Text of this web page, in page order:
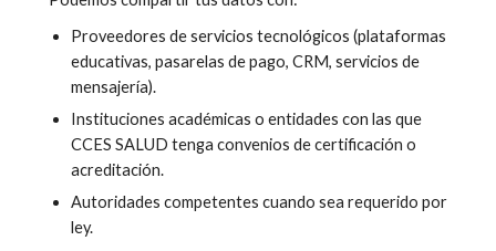
Proveedores de servicios tecnológicos (plataformas
educativas, pasarelas de pago, CRM, servicios de
mensajería).
Instituciones académicas o entidades con las que
CCES SALUD tenga convenios de certificación o
acreditación.
Autoridades competentes cuando sea requerido por
ley.